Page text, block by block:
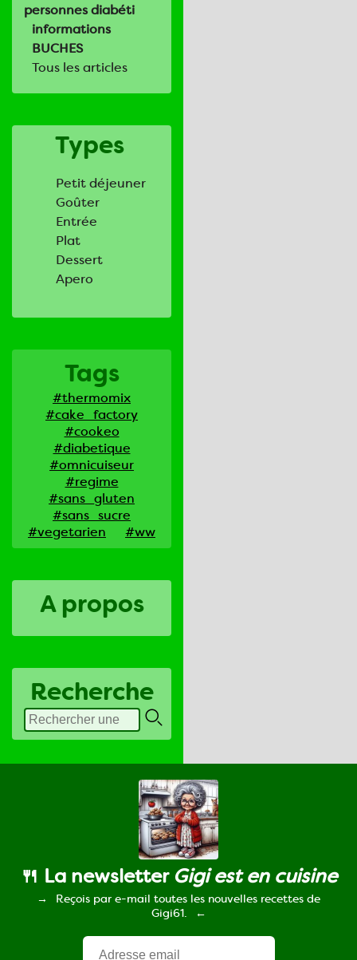
personnes diabéti
informations
BUCHES
Tous les articles
Types
Petit déjeuner
Goûter
Entrée
Plat
Dessert
Apero
Tags
#thermomix
#cake_factory
#cookeo
#diabetique
#omnicuiseur
#regime
#sans_gluten
#sans_sucre
#vegetarien
#ww
A propos
Recherche
🍴 La newsletter Gigi est en cuisine
Reçois par e-mail toutes les nouvelles recettes de
Gigi61.